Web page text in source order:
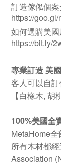
訂造傢俬個
https://
如何選購美
https://bit.ly/
專業訂造 美
客人可以自
【白橡木, 胡
100%美國全
MetaHome
所有木材都
Association